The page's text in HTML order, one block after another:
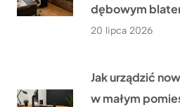
dębowym
20 lipca 2026
Jak urządzić
w małym